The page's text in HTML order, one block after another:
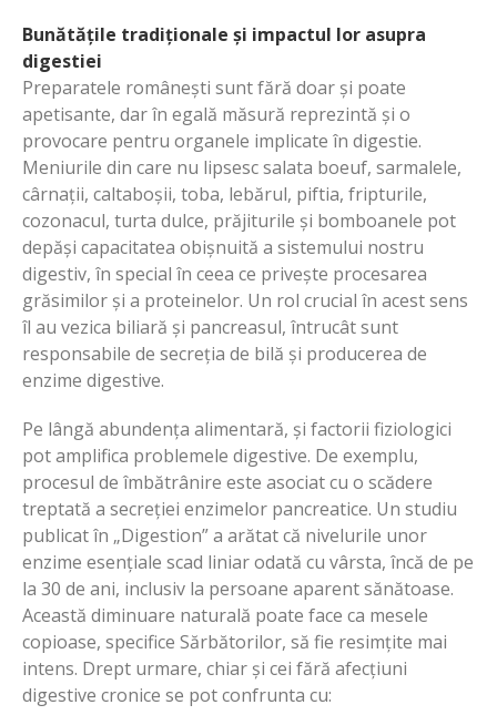
Bunătățile tradiționale și impactul lor asupra
digestiei
Preparatele românești sunt fără doar și poate
apetisante, dar în egală măsură reprezintă și o
provocare pentru organele implicate în digestie.
Meniurile din care nu lipsesc salata boeuf, sarmalele,
cârnații, caltaboșii, toba, lebărul, piftia, fripturile,
cozonacul, turta dulce, prăjiturile și bomboanele pot
depăși capacitatea obișnuită a sistemului nostru
digestiv, în special în ceea ce privește procesarea
grăsimilor și a proteinelor. Un rol crucial în acest sens
îl au vezica biliară și pancreasul, întrucât sunt
responsabile de secreția de bilă și producerea de
enzime digestive.
Pe lângă abundența alimentară, și factorii fiziologici
pot amplifica problemele digestive. De exemplu,
procesul de îmbătrânire este asociat cu o scădere
treptată a secreției enzimelor pancreatice. Un studiu
publicat în „Digestion” a arătat că nivelurile unor
enzime esențiale scad liniar odată cu vârsta, încă de pe
la 30 de ani, inclusiv la persoane aparent sănătoase.
Această diminuare naturală poate face ca mesele
copioase, specifice Sărbătorilor, să fie resimțite mai
intens. Drept urmare, chiar și cei fără afecțiuni
digestive cronice se pot confrunta cu: